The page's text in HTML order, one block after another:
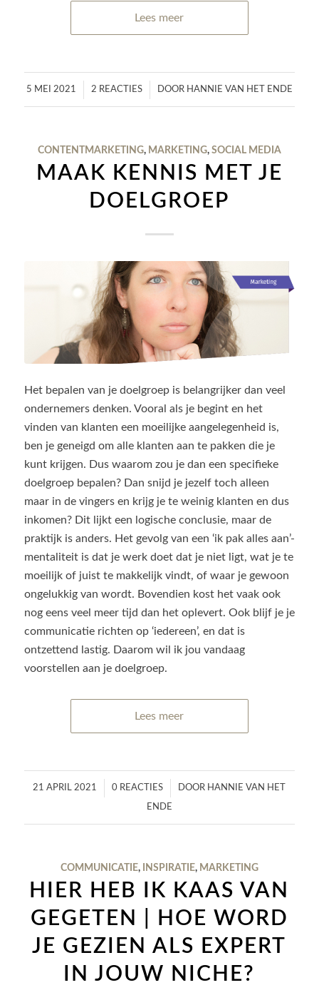
Lees meer
5 MEI 2021
/ 2 REACTIES
/ DOOR HANNIE VAN HET ENDE
CONTENTMARKETING, MARKETING, SOCIAL MEDIA
MAAK KENNIS MET JE
DOELGROEP
Het bepalen van je doelgroep is belangrijker dan veel
ondernemers denken. Vooral als je begint en het
vinden van klanten een moeilijke aangelegenheid is,
ben je geneigd om alle klanten aan te pakken die je
kunt krijgen. Dus waarom zou je dan een specifieke
doelgroep bepalen? Dan snijd je jezelf toch alleen
maar in de vingers en krijg je te weinig klanten en dus
inkomen? Dit lijkt een logische conclusie, maar de
praktijk is anders. Het gevolg van een ‘ik pak alles aan’-
mentaliteit is dat je werk doet dat je niet ligt, wat je te
moeilijk of juist te makkelijk vindt, of waar je gewoon
ongelukkig van wordt. Bovendien kost het vaak ook
nog eens veel meer tijd dan het oplevert. Ook blijf je je
communicatie richten op ‘iedereen’, en dat is
ontzettend lastig. Daarom wil ik jou vandaag
voorstellen aan je doelgroep.
Lees meer
21 APRIL 2021
/ 0 REACTIES
/ DOOR HANNIE VAN HET
ENDE
COMMUNICATIE, INSPIRATIE, MARKETING
HIER HEB IK KAAS VAN
GEGETEN | HOE WORD
JE GEZIEN ALS EXPERT
IN JOUW NICHE?